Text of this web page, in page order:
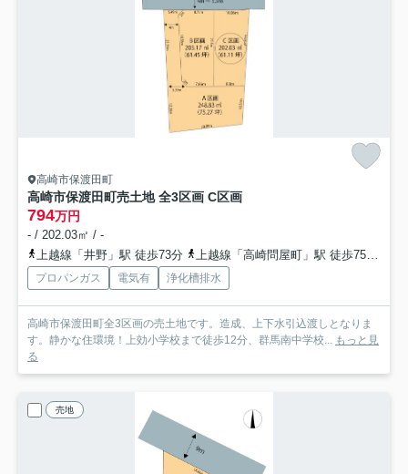
高崎市保渡田町
高崎市保渡田町売土地 全3区画 C区画
794万円
- / 202.03㎡ / -
上越線「井野」駅 徒歩73分
上越線「高崎問屋町」駅 徒歩75分
プロパンガス 電気有 浄化槽排水
高崎市保渡田町全3区画の売土地です。造成、上下水引込渡しとなりま
す。静かな住環境！上効小学校まで徒歩12分、群馬南中学校... もっと見
る
売地